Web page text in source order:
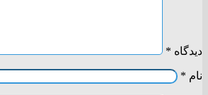
دیدگاه *
نام *